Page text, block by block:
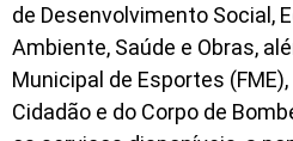
de Desenvolvimento Social,
Ambiente, Saúde e Obras,
Municipal de Esportes
Cidadão e do Corpo de